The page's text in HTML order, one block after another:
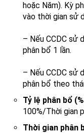
hoặc Năm). Kỳ
vào thời gian sử
– Nếu CCDC sử
phân bổ 1 lần.
– Nếu CCDC sử
phân bổ theo
Tỷ lệ phân bổ
100%/Thời gian
Thời gian phân